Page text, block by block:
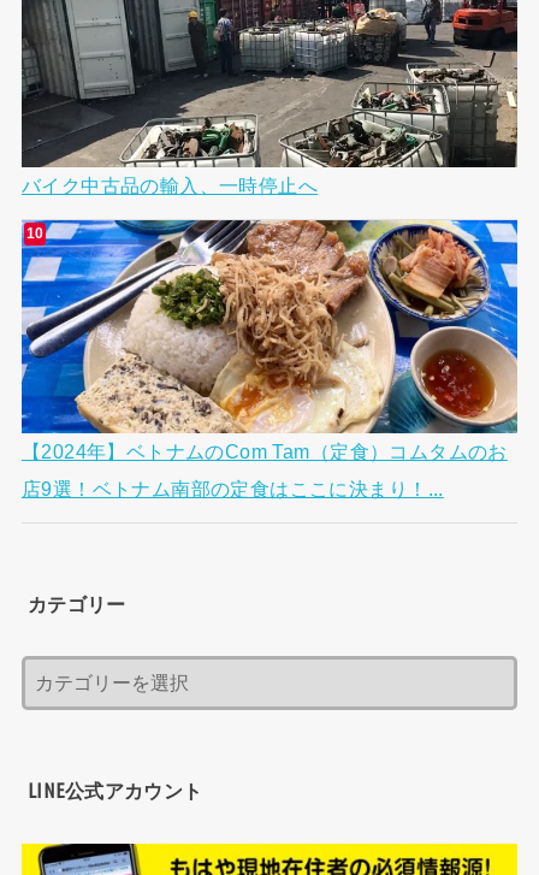
バイク中古品の輸入、一時停止へ
【2024年】ベトナムのCom Tam（定食）コムタムのお
店9選！ベトナム南部の定食はここに決まり！...
カテゴリー
LINE公式アカウント